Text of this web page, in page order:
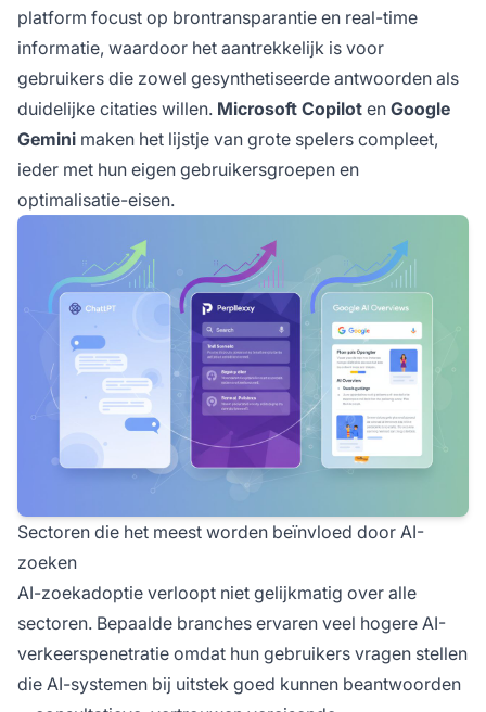
platform focust op brontransparantie en real-time
informatie, waardoor het aantrekkelijk is voor
gebruikers die zowel gesynthetiseerde antwoorden als
duidelijke citaties willen. Microsoft Copilot en Google
Gemini maken het lijstje van grote spelers compleet,
ieder met hun eigen gebruikersgroepen en
optimalisatie-eisen.
Sectoren die het meest worden beïnvloed door AI-
zoeken
AI-zoekadoptie verloopt niet gelijkmatig over alle
sectoren. Bepaalde branches ervaren veel hogere AI-
verkeerspenetratie omdat hun gebruikers vragen stellen
die AI-systemen bij uitstek goed kunnen beantwoorden